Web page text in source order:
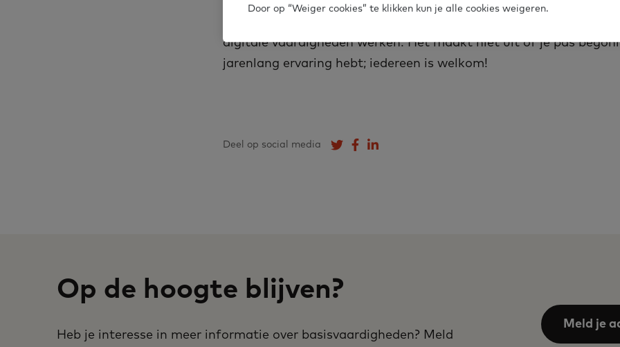
digitale vaardigheden werken. Het maakt niet uit of je pas
jarenlang ervaring hebt; iedereen is welkom!
Deel op social media Deel op Twitter
Deel op Facebook
Op de hoogte blijven?
Heb je interesse in meer informatie over basisvaardigheden? Meld
Meld je
Door op “Weiger cookies” te klikken kun je alle cookies weigeren.